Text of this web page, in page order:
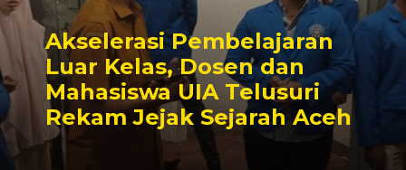
Akselerasi Pembelajaran
Luar Kelas, Dosen dan
Mahasiswa UIA Telusuri
Rekam Jejak Sejarah Aceh